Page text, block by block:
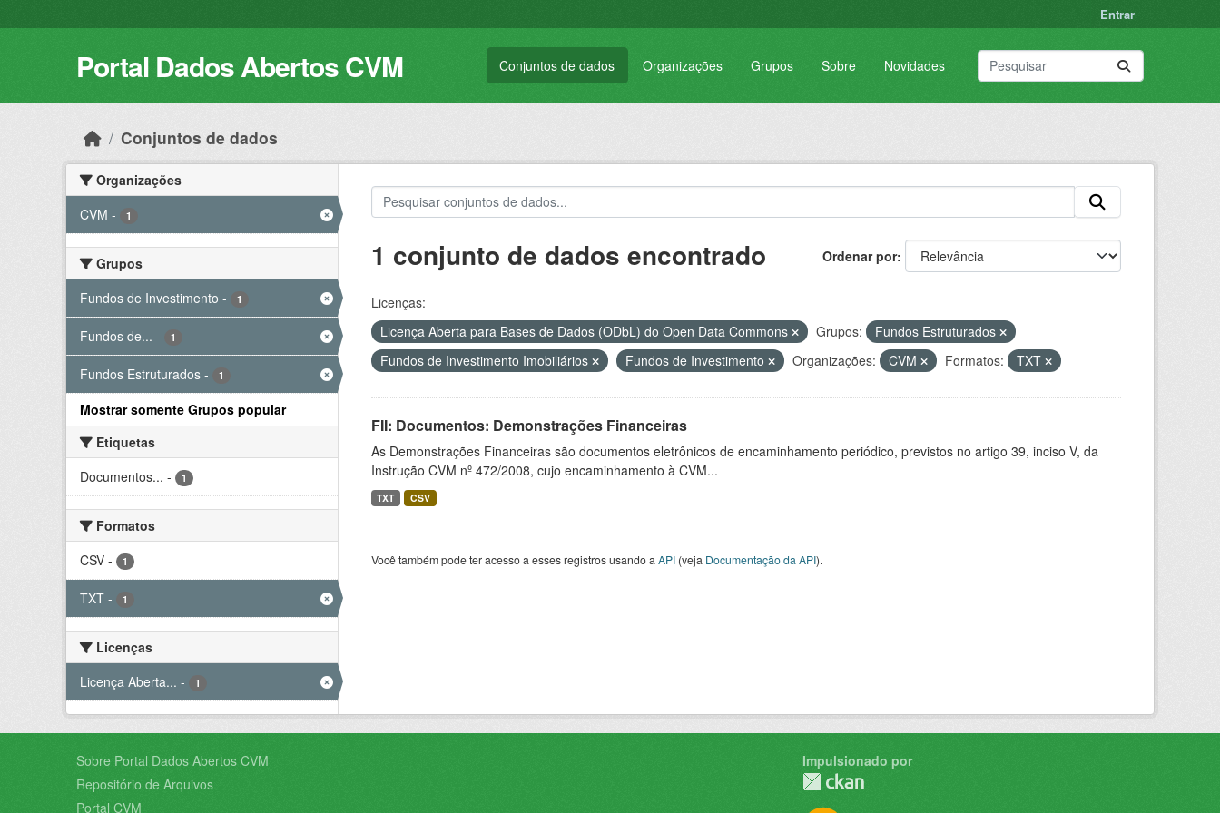
Entrar
Portal Dados Abertos CVM Conjuntos de dados Organizações Grupos Sobre Novidades
Conjuntos de dados
Organizações
CVM - 1
Grupos
Fundos de Investimento - 1
Fundos de... - 1
Fundos Estruturados - 1
Mostrar somente Grupos popular
Etiquetas
Documentos... - 1
Formatos
CSV - 1
TXT - 1
Licenças
Licença Aberta... - 1
Ordenar por
1 conjunto de dados encontrado
Licenças:
Licença Aberta para Bases de Dados (ODbL) do Open Data Commons
Grupos:
Fundos Estruturados
Fundos de Investimento Imobiliários
Fundos de Investimento Organizações: CVM Formatos: TXT
FII: Documentos: Demonstrações Financeiras
As Demonstrações Financeiras são documentos eletrônicos de encaminhamento periódico, previstos no artigo 39, inciso V, da
Instrução CVM nº 472/2008, cujo encaminhamento à CVM...
TXT CSV
Você também pode ter acesso a esses registros usando a API(veja Documentação da API).
Sobre Portal Dados Abertos CVM
Repositório de Arquivos
Portal CVM
Impulsionado por